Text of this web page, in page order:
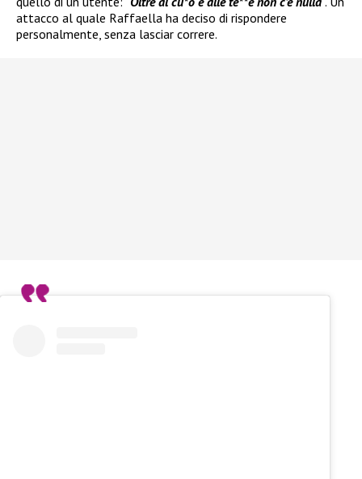
attacco al quale Raffaella ha deciso di rispondere
personalmente, senza lasciar correre.